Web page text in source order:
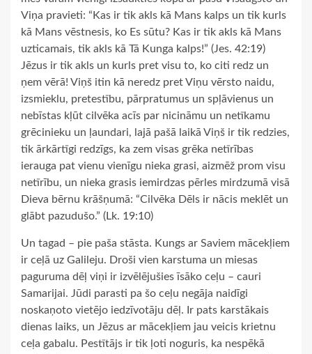
Viņa pravieti: “Kas ir tik akls kā Mans kalps un tik kurls
kā Mans vēstnesis, ko Es sūtu? Kas ir tik akls kā Mans
uzticamais, tik akls kā Tā Kunga kalps!” (Jes. 42:19)
Jēzus ir tik akls un kurls pret visu to, ko citi redz un
ņem vērā! Viņš itin kā neredz pret Viņu vērsto naidu,
izsmieklu, pretestību, pārpratumus un spļāvienus un
nebīstas kļūt cilvēka acīs par nicināmu un netīkamu
grēcinieku un ļaundari, lajā pašā laikā Viņš ir tik redzies,
tik ārkārtīgi redzīgs, ka zem visas grēka netīrības
ierauga pat vienu vienīgu nieka grasi, aizmēž prom visu
netīrību, un nieka grasis iemirdzas pērles mirdzumā visā
Dieva bērnu krāšņumā: “Cilvēka Dēls ir nācis meklēt un
glābt pazudušo.” (Lk. 19:10)
Un tagad – pie paša stāsta. Kungs ar Saviem mācekļiem
ir ceļā uz Galileju. Droši vien karstuma un miesas
paguruma dēļ viņi ir izvēlējušies īsāko ceļu – cauri
Samarijai. Jūdi parasti pa šo ceļu negāja naidīgi
noskaņoto vietējo iedzīvotāju dēļ. Ir pats karstākais
dienas laiks, un Jēzus ar mācekļiem jau veicis krietnu
ceļa gabalu. Pestītājs ir tik ļoti noguris, ka nespēkā